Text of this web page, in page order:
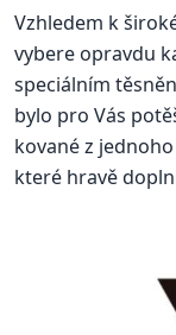
Vzhledem k
vybere opravdu
speciálním
bylo pro Vás
kované z
které hravě